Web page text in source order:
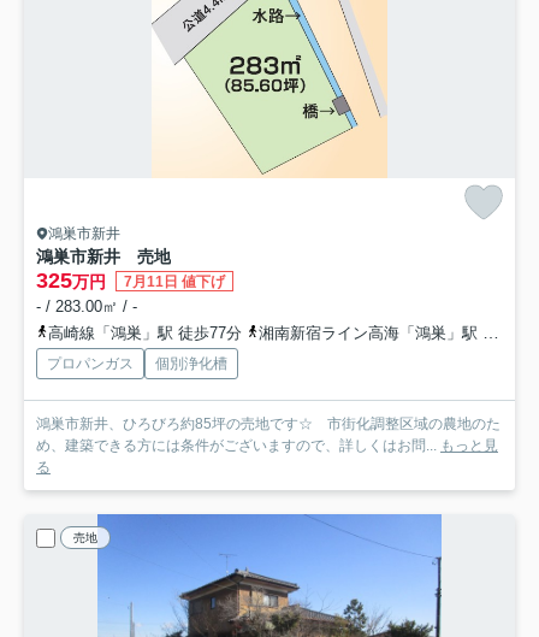
鴻巣市新井
鴻巣市新井 売地
325万円 7月11日 値下げ
- / 283.00㎡ / -
高崎線「鴻巣」駅 徒歩77分
湘南新宿ライン高海「鴻巣」駅 徒歩77分
プロパンガス 個別浄化槽
鴻巣市新井、ひろびろ約85坪の売地です☆ 市街化調整区域の農地のた
め、建築できる方には条件がございますので、詳しくはお問... もっと見
る
売地